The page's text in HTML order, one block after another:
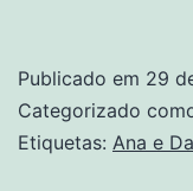
Publicado em 29
Categorizado
Etiquetas: Ana e